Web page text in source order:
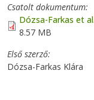
Csatolt dokumentum
Dózsa-Farkas et
8.57 MB
Első szerző
Dózsa-Farkas Klára